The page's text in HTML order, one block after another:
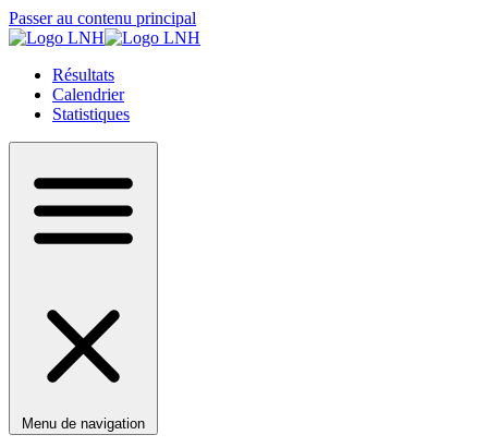
Passer au contenu principal
Résultats
Calendrier
Statistiques
Menu de navigation